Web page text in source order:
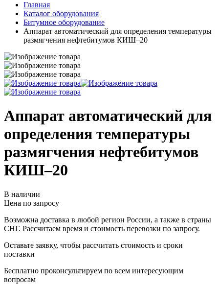
Главная
Каталог оборудования
Битумное оборудование
Аппарат автоматический для определения температуры
размягчения нефтебитумов КИШ–20
Аппарат автоматический для
определения температуры
размягчения нефтебитумов
КИШ–20
В наличии
Цена по запросу
Возможна доставка в любой регион России, а также в страны
СНГ. Рассчитаем время и стоимость перевозки по запросу.
Оставьте заявку, чтобы рассчитать стоимость и сроки
поставки
Бесплатно проконсультируем по всем интересующим
вопросам